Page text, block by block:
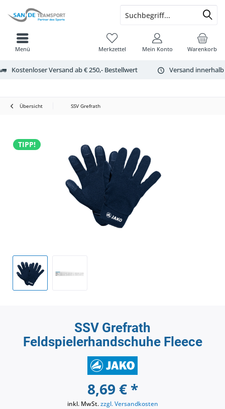
Kostenloser Versand ab € 250,- Bestellwert Versand
Warenkorb
Merkzettel Mein Konto
Menü
Übersicht SSV Grefrath
TIPP!
SSV Grefrath
Feldspielerhandschuhe Fleece
8,69 € *
inkl. MwSt.zzgl. Versandkosten